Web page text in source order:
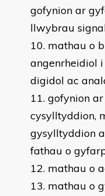
gofynion ar
llwybrau
mathau o
angenrheidiol
digidol ac
gofynion
cysylltyddion,
gysylltyddion
fathau o
mathau o
mathau o